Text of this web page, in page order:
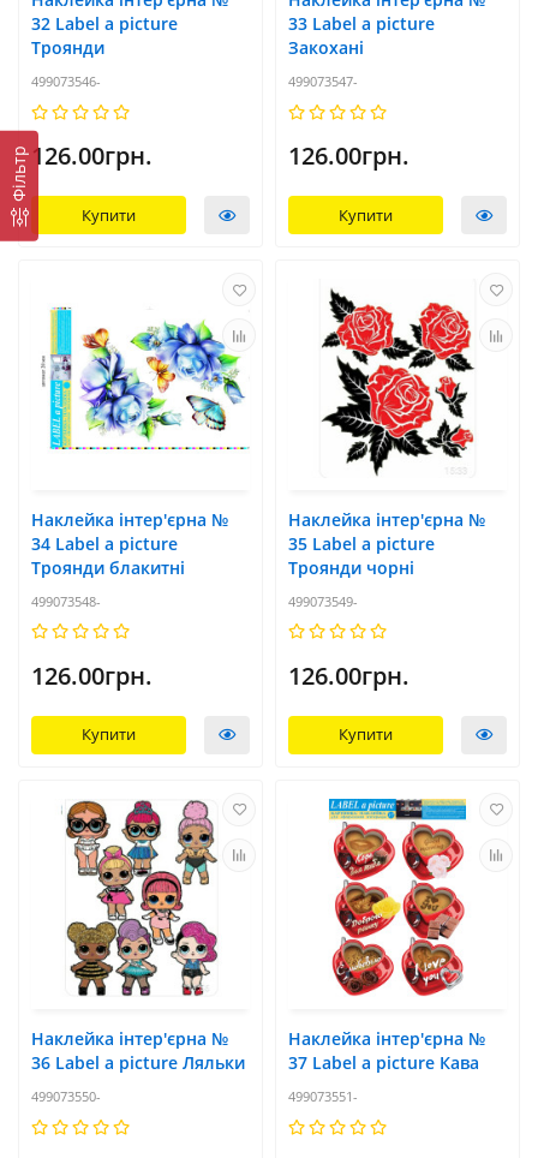
Фільтр
32 Label a picture
Троянди
499073546-
126.00грн.
Купити
33 Label a picture
Закохані
499073547-
126.00грн.
Купити
Наклейка інтер'єрна №
34 Label a picture
Троянди блакитні
499073548-
126.00грн.
Купити
Наклейка інтер'єрна №
35 Label a picture
Троянди чорні
499073549-
126.00грн.
Купити
Наклейка інтер'єрна №
36 Label a picture Ляльки
499073550-
Наклейка інтер'єрна №
37 Label a picture Кава
499073551-